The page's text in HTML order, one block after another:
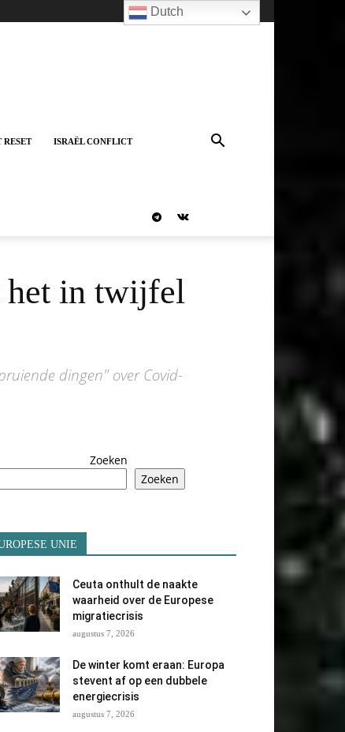
RESET ISRAËL CONFLICT
het in twijfel
dingen" over Covid-
Zoeken
Zoeken
UNIE
Ceuta onthult de naakte
waarheid over de Europese
migratiecrisis
augustus 7, 2026
De winter komt eraan: Europa
stevent af op een dubbele
energiecrisis
augustus 7, 2026
Dutch